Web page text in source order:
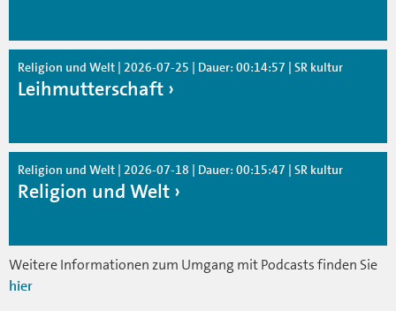
Religion und Welt | 2026-07-25 | Dauer: 00:14:57 | SR kultur
Leihmutterschaft
Religion und Welt | 2026-07-18 | Dauer: 00:15:47 | SR kultur
Religion und Welt
Weitere Informationen zum Umgang mit Podcasts finden Sie
hier